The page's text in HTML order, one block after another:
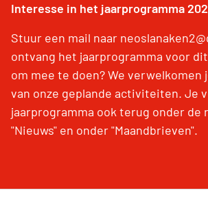
Interesse in het jaarprogramma
Stuur een mail naar
ontvang het jaarprogramma voor
om mee te doen? We verwelkomen
van onze geplande activiteiten. Je
jaarprogramma ook terug onder de
"Nieuws" en onder "Maandbrieven".